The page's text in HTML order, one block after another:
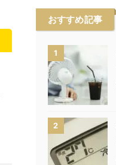
おすすめ記事
1
2